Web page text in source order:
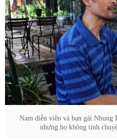
Nam diễn viên và bạn gái Nhung
nhưng họ không tính